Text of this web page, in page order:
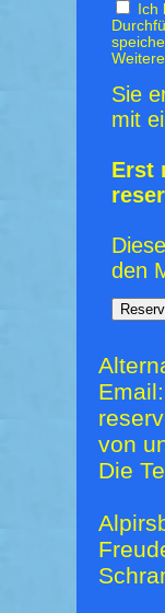
Sie
mit
Erst
den
Email:
von
Die